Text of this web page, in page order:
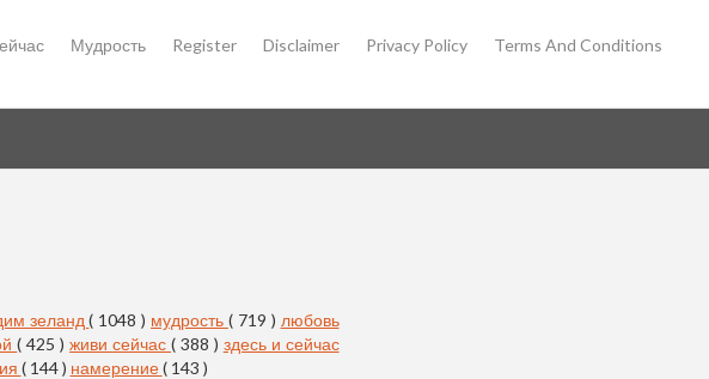
Мудрость Register Disclaimer Privacy Policy Terms And Conditions
зеланд( 1048 ) мудрость ( 719 ) любовь
( 425 )живи сейчас ( 388 ) здесь и сейчас
( 144 ) намерение( 143 )